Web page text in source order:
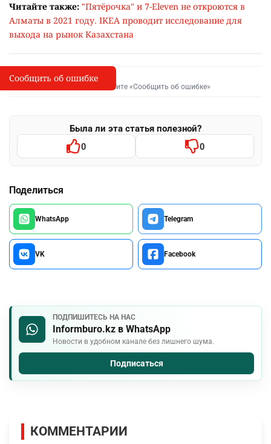
Читайте также: "Пятёрочка" и 7-Eleven не откроются в
Алматы в 2021 году. IKEA проводит исследование для
выхода на рынок Казахстана
I
Сообщить об опечатке
Выделите фрагмент и нажмите «Сообщить об ошибке»
Была ли эта статья полезной?
0 0
Поделиться
WhatsApp Telegram
VK Facebook
ПОДПИШИТЕСЬ НА НАС
Informburo.kz в WhatsApp
Новости в удобном канале без лишнего шума.
Подписаться
Сообщить об ошибке
КОММЕНТАРИИ